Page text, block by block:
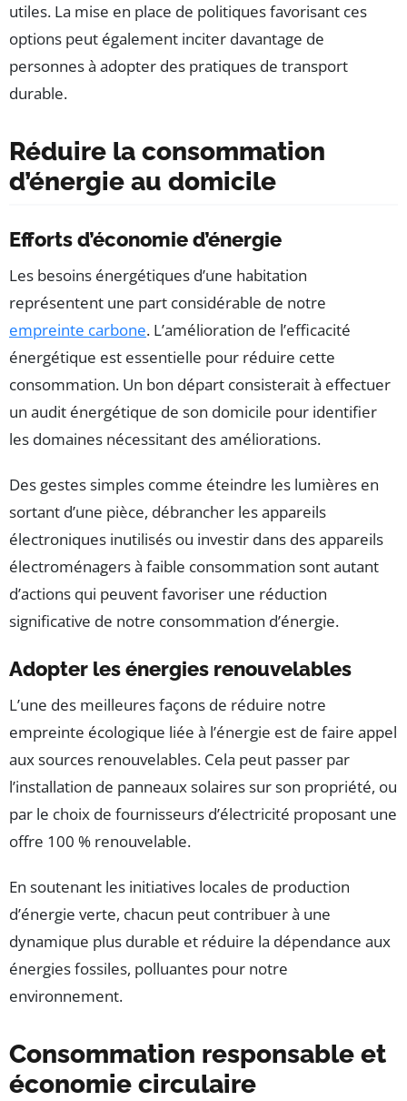
utiles. La mise en place de politiques favorisant ces
options peut également inciter davantage de
personnes à adopter des pratiques de transport
durable.
Réduire la consommation
d’énergie au domicile
Efforts d’économie d’énergie
Les besoins énergétiques d’une habitation
représentent une part considérable de notre
empreinte carbone. L’amélioration de l’efficacité
énergétique est essentielle pour réduire cette
consommation. Un bon départ consisterait à effectuer
un audit énergétique de son domicile pour identifier
les domaines nécessitant des améliorations.
Des gestes simples comme éteindre les lumières en
sortant d’une pièce, débrancher les appareils
électroniques inutilisés ou investir dans des appareils
électroménagers à faible consommation sont autant
d’actions qui peuvent favoriser une réduction
significative de notre consommation d’énergie.
Adopter les énergies renouvelables
L’une des meilleures façons de réduire notre
empreinte écologique liée à l’énergie est de faire appel
aux sources renouvelables. Cela peut passer par
l’installation de panneaux solaires sur son propriété, ou
par le choix de fournisseurs d’électricité proposant une
offre 100 % renouvelable.
En soutenant les initiatives locales de production
d’énergie verte, chacun peut contribuer à une
dynamique plus durable et réduire la dépendance aux
énergies fossiles, polluantes pour notre
environnement.
Consommation responsable et
économie circulaire